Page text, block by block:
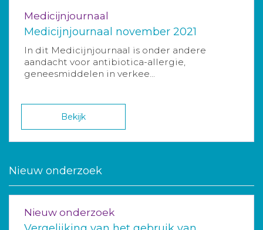
Medicijnjournaal
Medicijnjournaal november 2021
In dit Medicijnjournaal is onder andere
aandacht voor antibiotica-allergie,
geneesmiddelen in verkee...
Bekijk
Nieuw onderzoek
Nieuw onderzoek